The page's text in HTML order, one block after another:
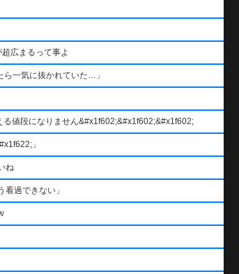
広まるって事よ
ら一気に抜かれていた…」
値段になりません&#x1f602;&#x1f602;&#x1f602;
」
ね
過できない」